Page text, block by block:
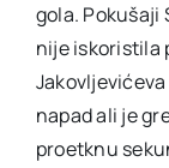
gola. Pokušaji
nije iskoristila
napad ali je
proetknu